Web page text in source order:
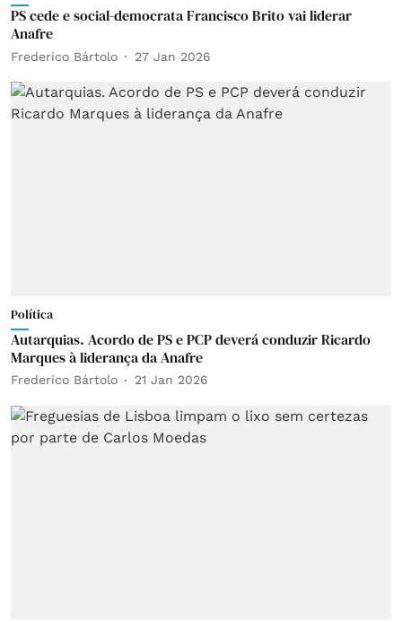
PS cede e social-democrata Francisco Brito vai liderar
Anafre
Frederico Bártolo 27 Jan 2026
Política
Autarquias. Acordo de PS e PCP deverá conduzir Ricardo
Marques à liderança da Anafre
Frederico Bártolo 21 Jan 2026